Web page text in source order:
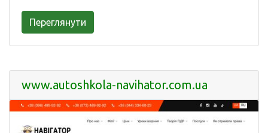
Переглянути
www.autoshkola-navihator.com.ua